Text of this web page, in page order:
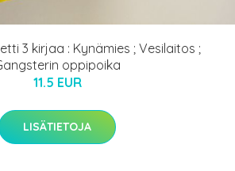
3 kirjaa : Kynämies ; Vesilaitos ;
oppipoika
11.5 EUR
LISÄTIETOJA